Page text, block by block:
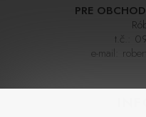
PRE
t.č.:
e-mail: